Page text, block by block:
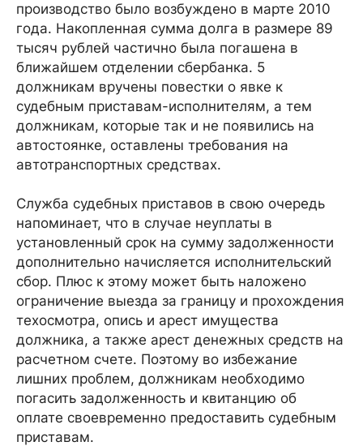
производство было возбуждено в марте 2010
года. Накопленная сумма долга в размере 89
тысяч рублей частично была погашена в
ближайшем отделении сбербанка. 5
должникам вручены повестки о явке к
судебным приставам-исполнителям, а тем
должникам, которые так и не появились на
автостоянке, оставлены требования на
автотранспортных средствах.
Служба судебных приставов в свою очередь
напоминает, что в случае неуплаты в
установленный срок на сумму задолженности
дополнительно начисляется исполнительский
сбор. Плюс к этому может быть наложено
ограничение выезда за границу и прохождения
техосмотра, опись и арест имущества
должника, а также арест денежных средств на
расчетном счете. Поэтому во избежание
лишних проблем, должникам необходимо
погасить задолженность и квитанцию об
оплате своевременно предоставить судебным
приставам.